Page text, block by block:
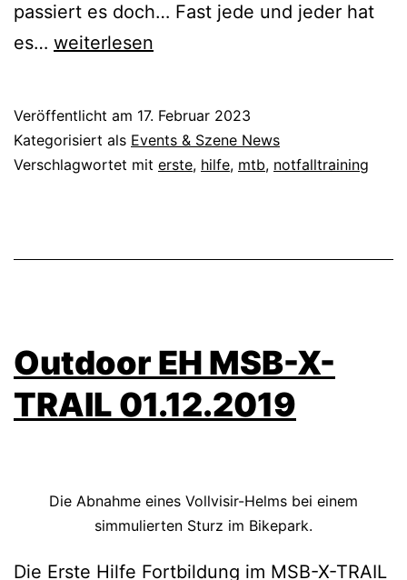
passiert es doch… Fast jede und jeder hat
es… Notfalltraining
MTB
weiterlesen
Veröffentlicht am 17. Februar 2023
Kategorisiert als Events & Szene News
Verschlagwortet mit erste, hilfe, mtb, notfalltraining
Outdoor EH MSB-X-
TRAIL 01.12.2019
Die Abnahme eines Vollvisir-Helms bei einem
simmulierten Sturz im Bikepark.
Die Erste Hilfe Fortbildung im MSB-X-TRAIL